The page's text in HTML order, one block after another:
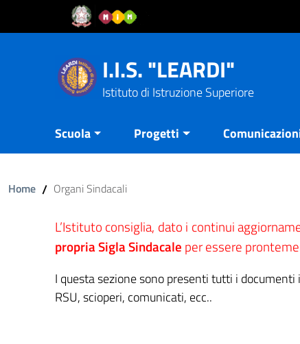
Vai al contenuto
Vail al menu di navigazione
I.I.S. "LEARDI"
Istituto di Istruzione Superiore
Scuola Progetti
Home / Organi Sindacali
L’Istituto consiglia, dato i continui
propria Sigla Sindacale per essere
I questa sezione sono presenti tutti i
RSU, scioperi, comunicati, ecc..